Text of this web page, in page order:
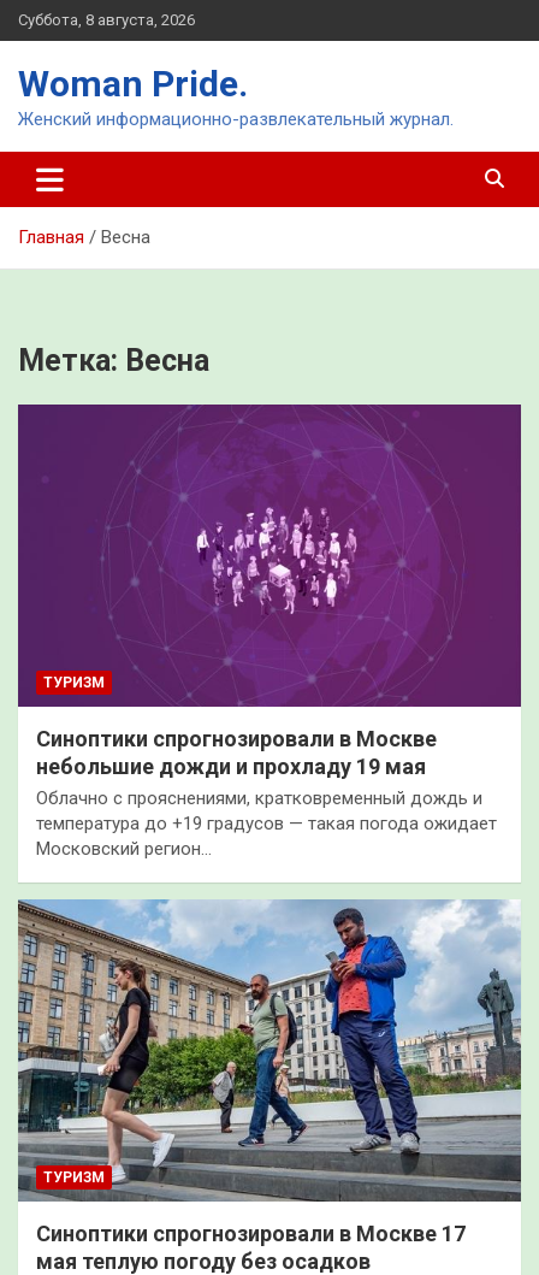
Перейти
к
Суббота, 8 августа, 2026
Woman Pride.
Женский информационно-развлекательный журнал.
Главная Весна
Метка: Весна
ТУРИЗМ
Синоптики спрогнозировали в Москве
небольшие дожди и прохладу 19 мая
Облачно с прояснениями, кратковременный дождь и
температура до +19 градусов — такая погода ожидает
Московский регион…
ТУРИЗМ
Синоптики спрогнозировали в Москве 17
мая теплую погоду без осадков